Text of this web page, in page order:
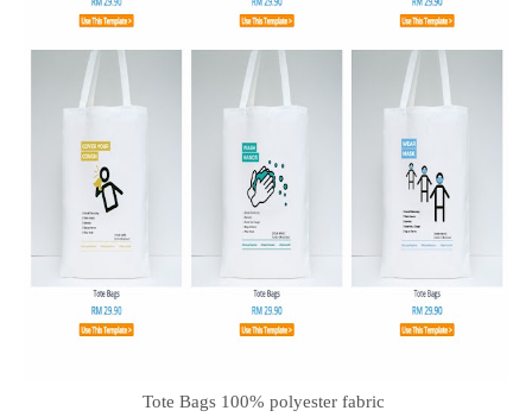
Tote Bags 100% polyester fabric